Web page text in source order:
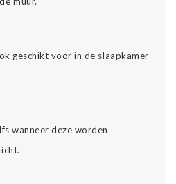
geschikt voor in de slaapkamer
wanneer deze worden